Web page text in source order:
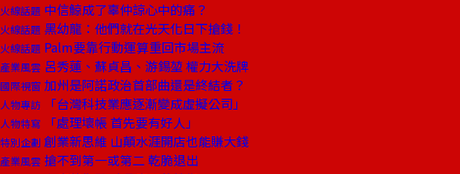
火線話題 中信鯨成了辜仲諒心中的痛？
火線話題 黑幼龍：他們就在光天化日下搶錢！
火線話題 Palm要靠行動運算重回市場主流
產業風雲 呂秀蓮、蘇貞昌、游錫堃 權力大洗牌
國際視窗 加州是阿諾政治首部曲還是終結者？
人物專訪 「台灣科技業應逐漸變成虛擬公司」
人物特寫 「處理壞帳 首先要有好人」
特別企劃 創業新思維 山顛水涯開店也能賺大錢
產業風雲 搶不到第一或第二 乾脆退出